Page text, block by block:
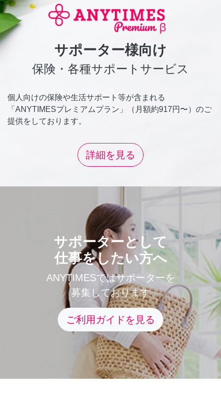
サポーター様向け
保険・各種サポートサービス
個人向けの保険や生活サポート等が含まれる
「ANYTIMESプレミアムプラン」（月額約917円〜）のご
提供をしております。
詳細を見る
サポーターとして
仕事をしたい方へ
ANYTIMESではサポーターを
募集しております
ご利用ガイドを見る